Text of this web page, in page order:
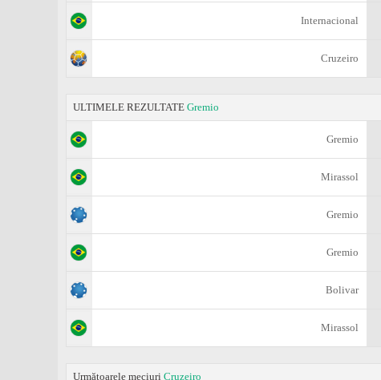
Internacional
Cruzeiro
ULTIMELE REZULTATE Gremio
Gremio
Mirassol
Gremio
Gremio
Bolivar
Mirassol
Următoarele meciuri Cruzeiro